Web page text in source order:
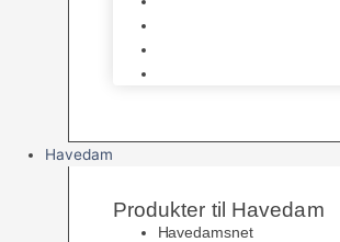
Havedam
Produkter til Havedam
Havedamsnet